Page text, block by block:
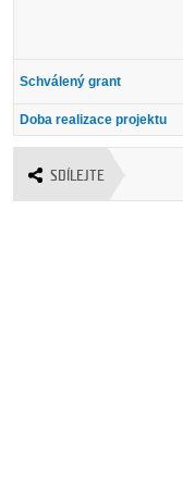
Schválený grant
Doba realizace projektu
SDÍLEJTE